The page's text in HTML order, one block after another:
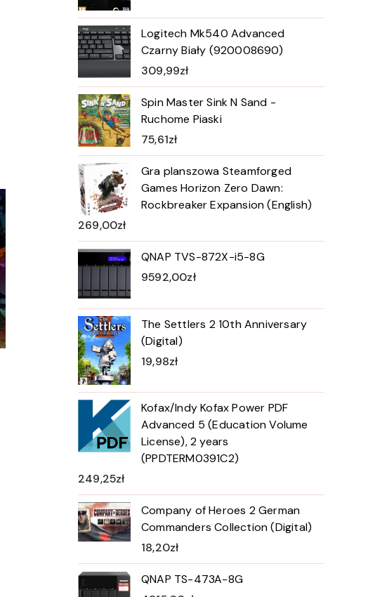
Logitech Mk540 Advanced
Czarny Biały (920008690)
309,99zł
Spin Master Sink N Sand -
Ruchome Piaski
75,61zł
Gra planszowa Steamforged
Games Horizon Zero Dawn:
Rockbreaker Expansion (English)
269,00zł
QNAP TVS-872X-i5-8G
9592,00zł
The Settlers 2 10th Anniversary
(Digital)
19,98zł
Kofax/Indy Kofax Power PDF
Advanced 5 (Education Volume
License), 2 years
(PPDTERM0391C2)
249,25zł
Company of Heroes 2 German
Commanders Collection (Digital)
18,20zł
QNAP TS-473A-8G